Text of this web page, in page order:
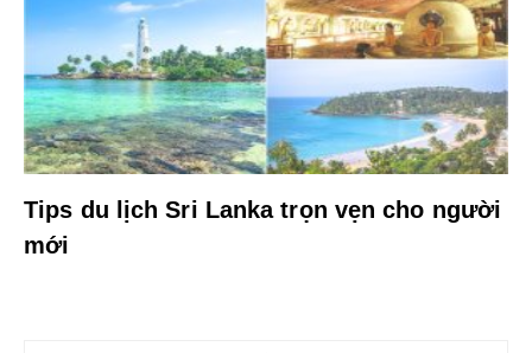
Tips du lịch Sri Lanka trọn vẹn cho người
mới